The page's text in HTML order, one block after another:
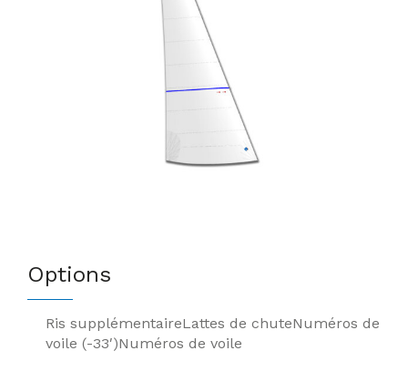
Options
Ris supplémentaireLattes de chuteNuméros de
voile (-33′)Numéros de voile